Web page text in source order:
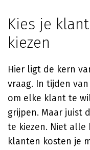
Kies je
kiezen
Hier ligt de kern
vraag. In tijden
om elke klant te
grijpen. Maar juist
te kiezen. Niet alle
klanten kosten je